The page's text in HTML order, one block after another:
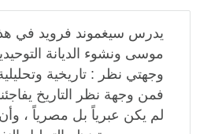
يدرس سيغموند فرويد في
موسى ونشوء الديانة
وجهتي نظر : تاريخية
فمن وجهة نظر التاريخ
لم يكن عبرياً بل مصرياً ، وأن